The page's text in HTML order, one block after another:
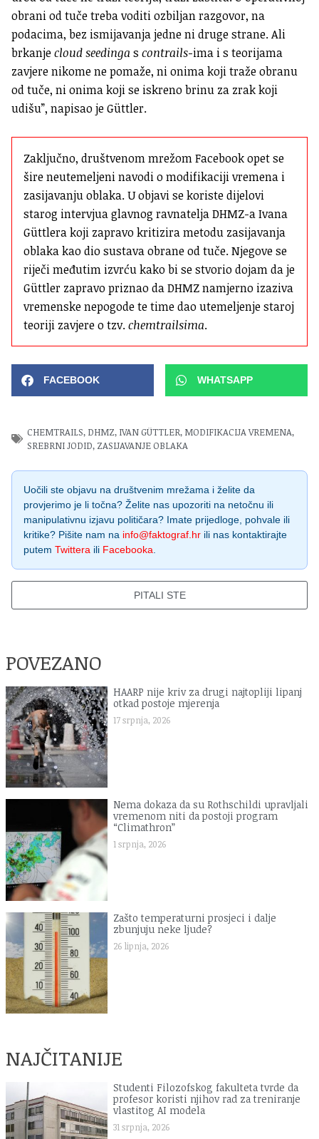
obrani od tuče treba voditi ozbiljan razgovor, na
podacima, bez ismijavanja jedne ni druge strane. Ali
brkanjecloud seedinga s contrails-ima i s teorijama
zavjere nikome ne pomaže, ni onima koji traže obranu
od tuče, ni onima koji se iskreno brinu za zrak koji
udišu”, napisao je Güttler.
Zaključno, društvenom mrežom Facebook opet se
šire neutemeljeni navodi o modifikaciji vremena i
zasijavanju oblaka. U objavi se koriste dijelovi
starog intervjua glavnog ravnatelja DHMZ-a Ivana
Güttlera koji zapravo kritizira metodu zasijavanja
oblaka kao dio sustava obrane od tuče. Njegove se
riječi međutim izvrću kako bi se stvorio dojam da je
Güttler zapravo priznao da DHMZ namjerno izaziva
vremenske nepogode te time dao utemeljenje staroj
teoriji zavjere o tzv. chemtrailsima.
FACEBOOK WHATSAPP
CHEMTRAILS, DHMZ, IVAN GÜTTLER, MODIFIKACIJA VREMENA,
SREBRNI JODID, ZASIJAVANJE OBLAKA
Uočili ste objavu na društvenim mrežama i želite da
provjerimo je li točna? Želite nas upozoriti na netočnu ili
manipulativnu izjavu političara? Imate prijedloge, pohvale ili
kritike? Pišite nam na info@faktograf.hr ili nas kontaktirajte
putem Twittera ili Facebooka
PITALI STE
POVEZANO
HAARP nije kriv za drugi najtopliji lipanj
otkad postoje mjerenja
17 srpnja, 2026
Nema dokaza da su Rothschildi upravljali
vremenom niti da postoji program
“Climathron”
1 srpnja, 2026
Zašto temperaturni prosjeci i dalje
zbunjuju neke ljude?
26 lipnja, 2026
NAJČITANIJE
Studenti Filozofskog fakulteta tvrde da
profesor koristi njihov rad za treniranje
vlastitog AI modela
31 srpnja, 2026